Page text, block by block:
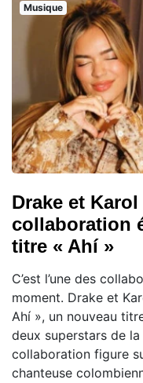
Musique
Drake et
collaboration
titre « Ahí »
C’est l’une des
moment. Drake et
Ahí », un nouveau
deux superstars de
collaboration figure
chanteuse